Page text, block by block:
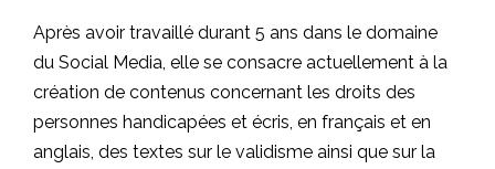
Après avoir travaillé durant 5 ans dans le domaine
du Social Media, elle se consacre actuellement à la
création de contenus concernant les droits des
personnes handicapées et écris, en français et en
anglais, des textes sur le validisme ainsi que sur la